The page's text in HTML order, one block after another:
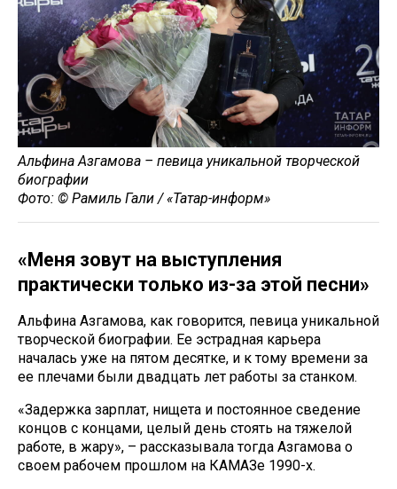
Альфина Азгамова – певица уникальной творческой
биографии
Фото: © Рамиль Гали / «Татар-информ»
«Меня зовут на выступления
практически только из-за этой песни»
Альфина Азгамова, как говорится, певица уникальной
творческой биографии. Ее эстрадная карьера
началась уже на пятом десятке, и к тому времени за
ее плечами были двадцать лет работы за станком.
«Задержка зарплат, нищета и постоянное сведение
концов с концами, целый день стоять на тяжелой
работе, в жару», – рассказывала тогда Азгамова о
своем рабочем прошлом на КАМАЗе 1990-х.